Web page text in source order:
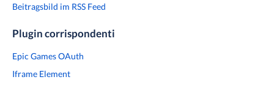
Beitragsbild im RSS Feed
Plugin corrispondenti
Epic Games OAuth
Iframe Element